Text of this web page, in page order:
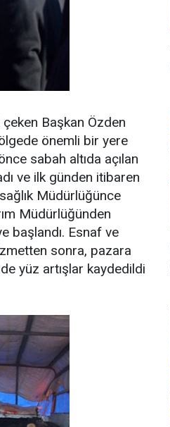
Başkan Özden
önemli bir yere
sabah altıda açılan
ve ilk günden itibaren
Müdürlüğünce
Müdürlüğünden
başlandı. Esnaf ve
sonra, pazara
yüz artışlar kaydedildi